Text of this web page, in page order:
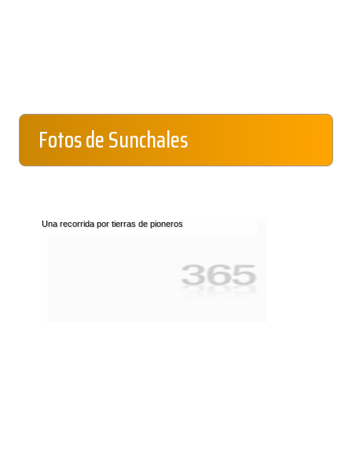
Fotos de Sunchales
Una recorrida por tierras de pioneros